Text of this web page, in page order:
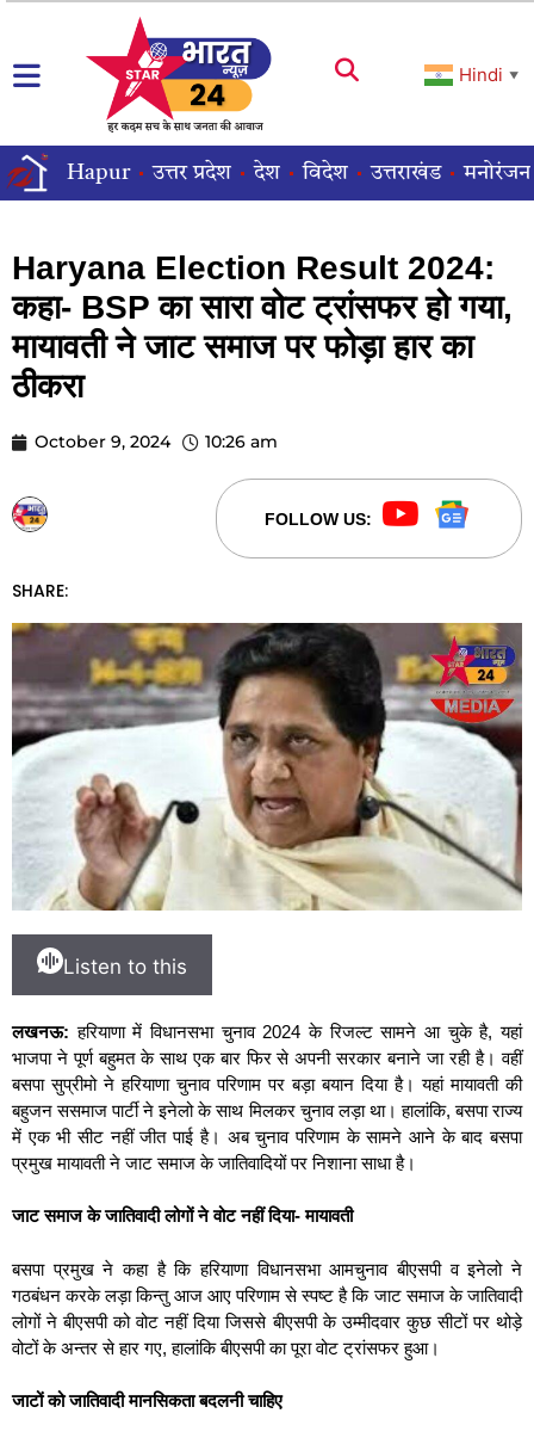
Hindi ▼
Hapur उत्तर प्रदेश देश विदेश उत्तराखंड मनोरंजन
Haryana Election Result 2024:
कहा- BSP का सारा वोट ट्रांसफर हो गया,
मायावती ने जाट समाज पर फोड़ा हार का
ठीकरा
October 9, 2024 10:26 am
STARBHARATNEWS24 FOLLOW US:
SHARE:
Listen to this
लखनऊ:हरियाणा में विधानसभा चुनाव 2024 के रिजल्ट सामने आ चुके है, यहां
भाजपा ने पूर्ण बहुमत के साथ एक बार फिर से अपनी सरकार बनाने जा रही है। वहीं
बसपा सुप्रीमो ने हरियाणा चुनाव परिणाम पर बड़ा बयान दिया है। यहां मायावती की
बहुजन ससमाज पार्टी ने इनेलो के साथ मिलकर चुनाव लड़ा था। हालांकि, बसपा राज्य
में एक भी सीट नहीं जीत पाई है। अब चुनाव परिणाम के सामने आने के बाद बसपा
प्रमुख मायावती ने जाट समाज के जातिवादियों पर निशाना साधा है।
जाट समाज के जातिवादी लोगों ने वोट नहीं दिया- मायावती
बसपा प्रमुख ने कहा है कि हरियाणा विधानसभा आमचुनाव बीएसपी व इनेलो ने
गठबंधन करके लड़ा किन्तु आज आए परिणाम से स्पष्ट है कि जाट समाज के जातिवादी
लोगों ने बीएसपी को वोट नहीं दिया जिससे बीएसपी के उम्मीदवार कुछ सीटों पर थोड़े
वोटों के अन्तर से हार गए, हालांकि बीएसपी का पूरा वोट ट्रांसफर हुआ।
जाटों को जातिवादी मानसिकता बदलनी चाहिए